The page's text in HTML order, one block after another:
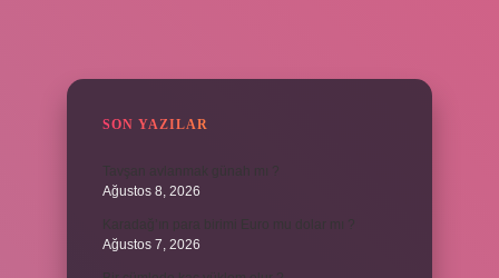
SON YAZILAR
Ağustos 8, 2026
Ağustos 7, 2026